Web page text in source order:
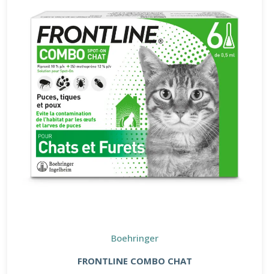
Boehringer
FRONTLINE COMBO CHAT